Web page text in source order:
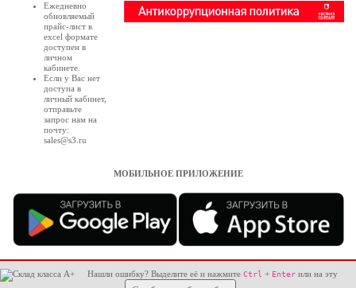
Ежедневно
обновляемый
прайс-лист в
excel формате
доступен в
личном
кабинете
Если у Вас нет
доступа в
личный кабинет,
отправьте
запрос нам на
почту:
sales@s3.ru
МОБИЛЬНОЕ ПРИЛОЖЕНИЕ
Нашли ошибку? Выделите её и нажмите Ctrl + Enter или на эту